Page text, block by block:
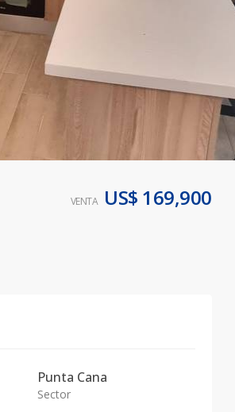
VENTA US$ 169,900
Punta Cana
Sector